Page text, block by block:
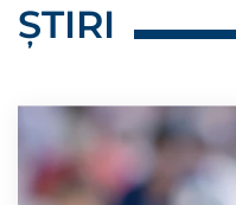
ȘTIRI